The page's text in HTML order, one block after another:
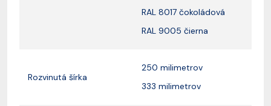
RAL 8017 čokoládová
RAL 9005 čierna
Rozvinutá šírka
250 milimetrov
333 milimetrov